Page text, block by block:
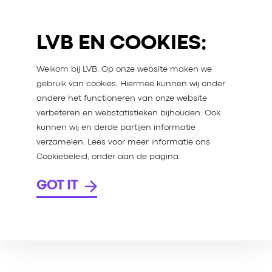
LVB EN COOKIES:
Welkom bij LVB. Op onze website maken we
gebruik van cookies. Hiermee kunnen wij onder
andere het functioneren van onze website
verbeteren en webstatistieken bijhouden. Ook
kunnen wij en derde partijen informatie
verzamelen. Lees voor meer informatie ons
Cookiebeleid, onder aan de pagina.
GOT IT